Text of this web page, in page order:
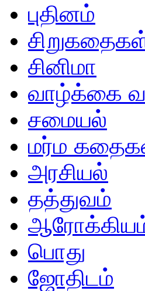
புதினம்
சினிமா
வாழ்க்கை
சமையல்
மர்ம
அரசியல்
தத்துவம்
பொது
ஜோதிடம்